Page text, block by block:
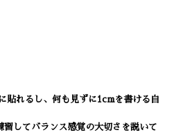
貼れるし、何も見ずに1cmを書ける自
してバランス感覚の大切さを説いて